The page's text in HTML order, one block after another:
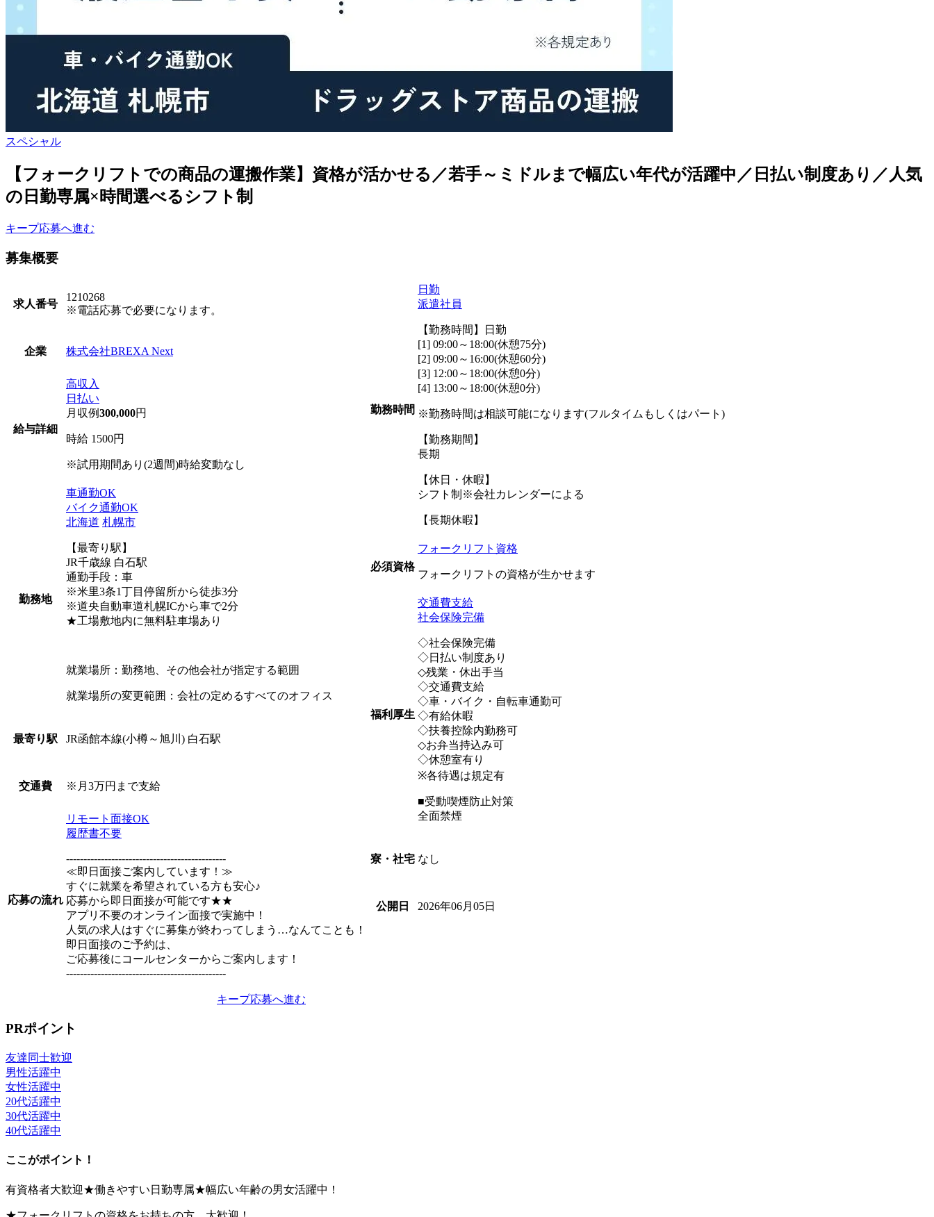
スペシャル
【フォークリフトでの商品の運搬作業】資格が活かせる／若手～ミドルまで幅広い年代が活躍中／日払い制度あり／人気
の日勤専属×時間選べるシフト制
キープ応募へ進む
募集概要
求人番号
1210268
※電話応募で必要になります。
企業 株式会社BREXA Next
給与詳細
高収入
日払い
月収例300,000円
時給 1500円
※試用期間あり(2週間)時給変動なし
勤務地
車通勤OK
バイク通勤OK
北海道 札幌市
【最寄り駅】
JR千歳線 白石駅
通勤手段：車
※米里3条1丁目停留所から徒歩3分
※道央自動車道札幌ICから車で2分
★工場敷地内に無料駐車場あり
就業場所：勤務地、その他会社が指定する範囲
就業場所の変更範囲：会社の定めるすべてのオフィス
最寄り駅 JR函館本線(小樽～旭川) 白石駅
交通費 ※月3万円まで支給
応募の流れ
リモート面接OK
履歴書不要
----------------------------------------------
≪即日面接ご案内しています！≫
すぐに就業を希望されている方も安心♪
応募から即日面接が可能です★★
アプリ不要のオンライン面接で実施中！
人気の求人はすぐに募集が終わってしまう…なんてことも！
即日面接のご予約は、
ご応募後にコールセンターからご案内します！
----------------------------------------------
勤務時間
日勤
派遣社員
【勤務時間】日勤
[1] 09:00～18:00(休憩75分)
[2] 09:00～16:00(休憩60分)
[3] 12:00～18:00(休憩0分)
[4] 13:00～18:00(休憩0分)
※勤務時間は相談可能になります(フルタイムもしくはパート)
【勤務期間】
長期
【休日・休暇】
シフト制※会社カレンダーによる
【長期休暇】
必須資格
フォークリフト資格
フォークリフトの資格が生かせます
福利厚生
交通費支給
社会保険完備
◇社会保険完備
◇日払い制度あり
◇残業・休出手当
◇交通費支給
◇車・バイク・自転車通勤可
◇有給休暇
◇扶養控除内勤務可
◇お弁当持込み可
◇休憩室有り
※各待遇は規定有
■受動喫煙防止対策
全面禁煙
寮・社宅 なし
公開日 2026年06月05日
キープ応募へ進む
PRポイント
友達同士歓迎
男性活躍中
女性活躍中
20代活躍中
30代活躍中
40代活躍中
ここがポイント！
有資格者大歓迎★働きやすい日勤専属★幅広い年齢の男女活躍中！